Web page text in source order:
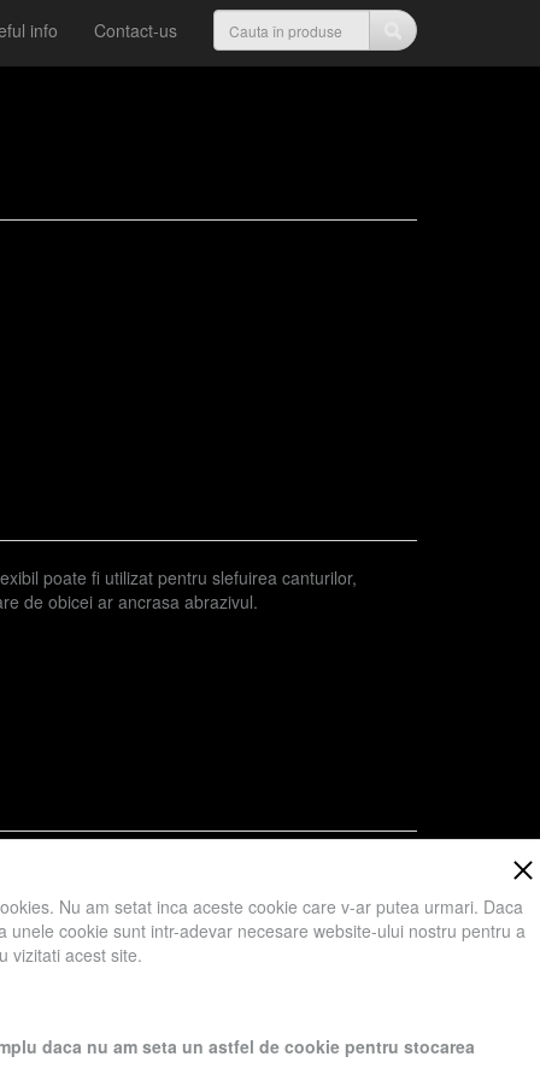
info Contact-us
poate fi utilizat pentru slefuirea canturilor,
de obicei ar ancrasa abrazivul.
Nu am setat inca aceste cookie care v-ar putea urmari. Daca
cookie sunt intr-adevar necesare website-ului nostru pentru a
vizitati acest site.
daca nu am seta un astfel de cookie pentru stocarea